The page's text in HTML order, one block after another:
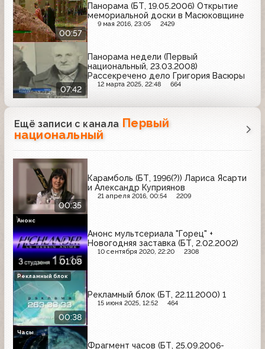
00:57
Панорама (БТ, 19.05.2006) Открытие
мемориальной доски в Масюковщине
9 мая 2016, 23:05 2429
07:42
Панорама недели (Первый
национальный, 23.03.2008)
Рассекречено дело Григория Васюры
12 марта 2025, 22:48 664
Ещё записи с канала Первый
национальный
00:35
Карамболь (БТ, 1996(?)) Лариса Ясарти
и Александр Куприянов
21 апреля 2016, 00:54 2209
01:08
Анонс мультсериала "Горец" +
Новогодняя заставка (БТ, 2.02.2002)
10 сентября 2020, 22:20 2308
Анонс
00:38
Рекламный блок (БТ, 22.11.2000) 1
15 июня 2025, 12:52 464
Рекламный блок
Фрагмент часов (БТ, 25.09.2006-
Часы